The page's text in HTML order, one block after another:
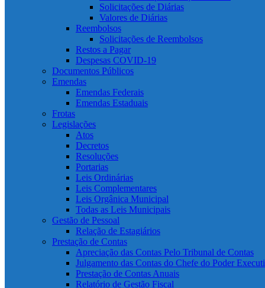
Solicitações de Diárias
Valores de Diárias
Reembolsos
Solicitações de Reembolsos
Restos a Pagar
Despesas COVID-19
Documentos Públicos
Emendas
Emendas Federais
Emendas Estaduais
Frotas
Legislações
Atos
Decretos
Resoluções
Portarias
Leis Ordinárias
Leis Complementares
Leis Orgânica Municipal
Todas as Leis Municipais
Gestão de Pessoal
Relação de Estagiários
Prestação de Contas
Apreciação das Contas Pelo Tribunal de Contas
Julgamento das Contas do Chefe do Poder
Prestação de Contas Anuais
Relatório de Gestão Fiscal